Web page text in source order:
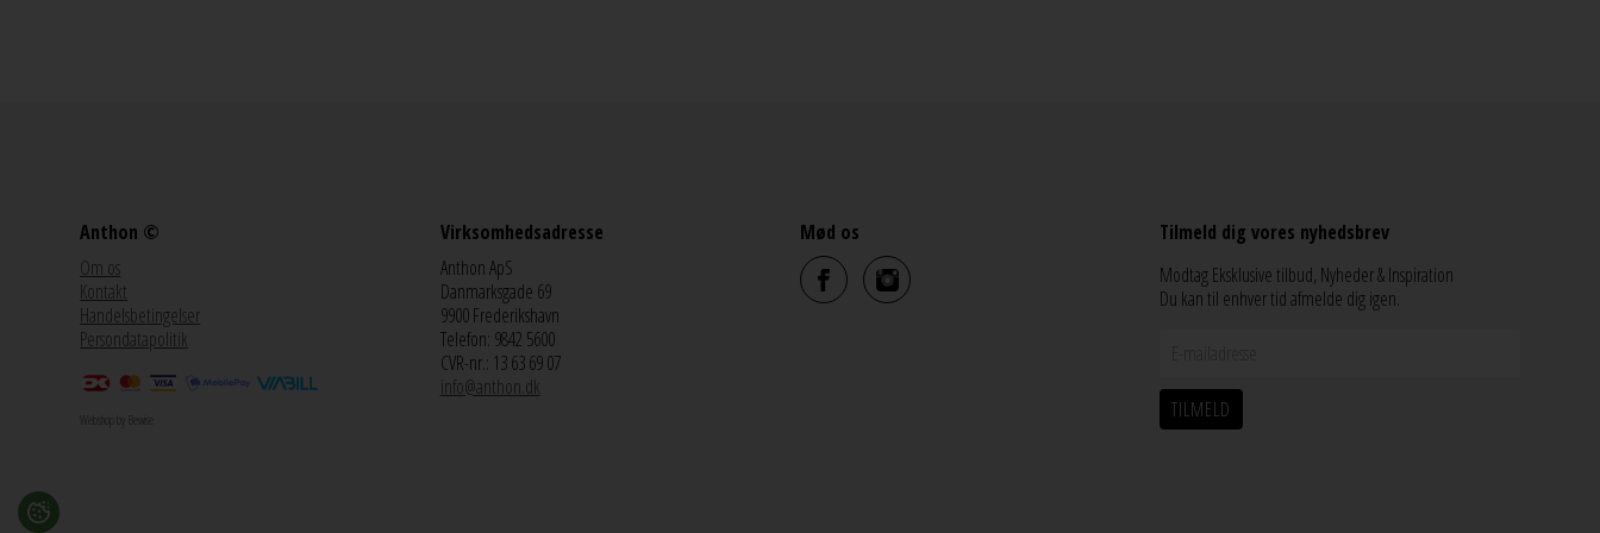
Anthon ©
Om os
Kontakt
Handelsbetingelser
Persondatapolitik
Webshop by Bewise
Virksomhedsadresse
Anthon ApS
Danmarksgade 69
9900 Frederikshavn
Telefon: 9842 5600
CVR-nr.: 13 63 69 07
info@anthon.dk
Mød os
Tilmeld dig vores nyhedsbrev
Modtag Eksklusive tilbud, Nyheder & Inspiration
Du kan til enhver tid afmelde dig igen.